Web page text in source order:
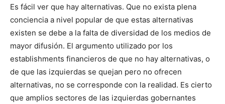
Es fácil ver que hay alternativas. Que no exista plena
conciencia a nivel popular de que estas alternativas
existen se debe a la falta de diversidad de los medios de
mayor difusión. El argumento utilizado por los
establishments financieros de que no hay alternativas, o
de que las izquierdas se quejan pero no ofrecen
alternativas, no se corresponde con la realidad. Es cierto
que amplios sectores de las izquierdas gobernantes